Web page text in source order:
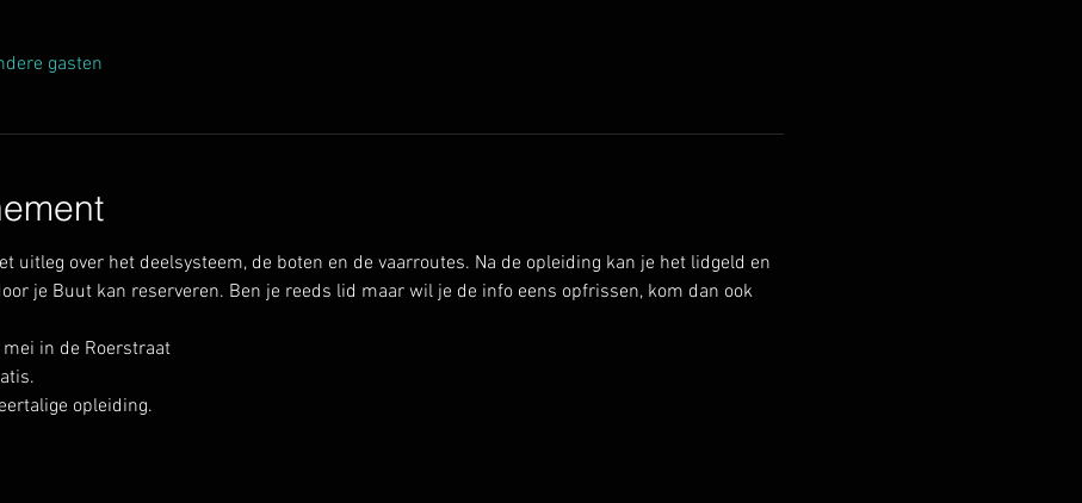
gasten
uitleg over het deelsysteem, de boten en de vaarroutes. Na de opleiding kan je het lidgeld en
je Buut kan reserveren. Ben je reeds lid maar wil je de info eens opfrissen, kom dan ook
in de Roerstraat
opleiding.